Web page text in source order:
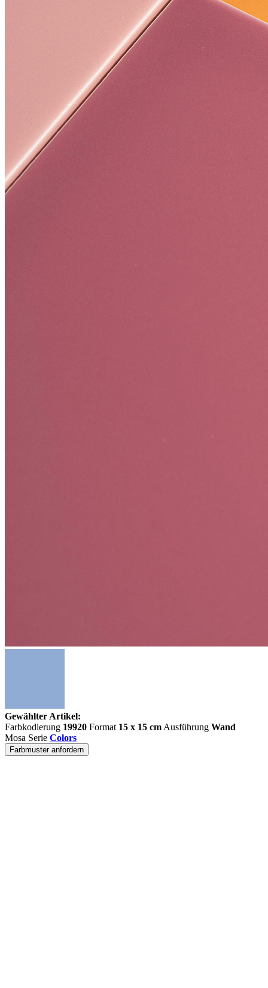
Gewählter Artikel:
Farbkodierung 19920 Format 15 x 15 cm Ausführung Wand
Mosa Serie Colors
Farbmuster anfordern